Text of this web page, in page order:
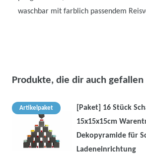
waschbar mit farblich passendem
Produkte, die dir auch
Artikelpaket
[Paket] 16 Stück
15x15x15cm
Dekopyramide für
Ladeneinrichtung